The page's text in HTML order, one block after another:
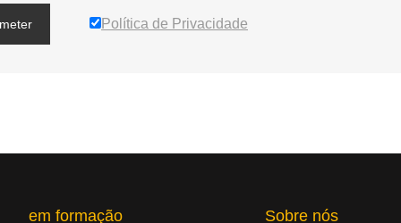
Política de Privacidade
em formação Sobre nós